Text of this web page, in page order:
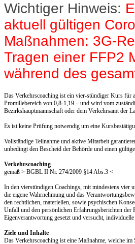
Wichtiger Hinweis:
aktuell gültigen
Maßnahmen: 3G-
Tragen einer FFP2
während des
Das Verkehrscoaching ist ein vier-stündiger Kurs
Promillebereich von 0,8-1,19 – und wird vom
Bezirkshauptmannschaft oder dem Verkehrsamt der
Es ist keine Prüfung notwendig um eine
Vollständige Teilnahme und aktive Mitarbeit
unbedingt den Bescheid der Behörde und einen
Verkehrscoaching
gemäß > BGBL II Nr. 274/2009 §14 Abs.3 <
In den vierstündigen Coachings, mit mindestens vier
die eigene Wahrnehmung und das
den rechtlichen, materiellen, sowie psychischen
Unfall und den persönlichen Erfahrungsberichten der
Eigenverantwortung gesetzt und versucht,
Ziele und Inhalte
Das Verkehrscoaching ist eine Maßnahme, welche